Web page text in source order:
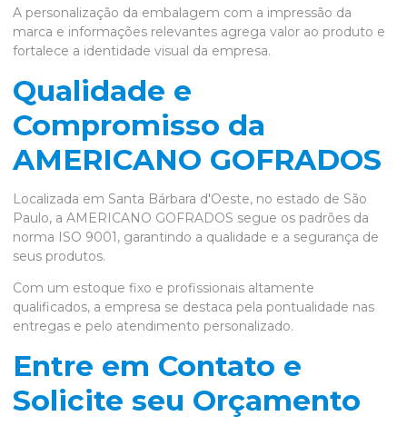
A personalização da embalagem com a impressão da
marca e informações relevantes agrega valor ao produto e
fortalece a identidade visual da empresa.
Qualidade e
Compromisso da
AMERICANO GOFRADOS
Localizada em Santa Bárbara d'Oeste, no estado de São
Paulo, a AMERICANO GOFRADOS segue os padrões da
norma ISO 9001, garantindo a qualidade e a segurança de
seus produtos.
Com um estoque fixo e profissionais altamente
qualificados, a empresa se destaca pela pontualidade nas
entregas e pelo atendimento personalizado.
Entre em Contato e
Solicite seu Orçamento